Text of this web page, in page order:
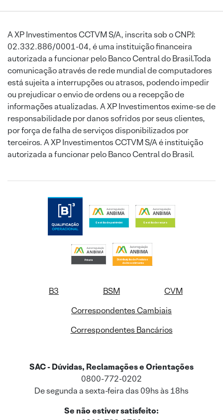
A XP Investimentos CCTVM S/A, inscrita sob o CNPJ:
02.332.886/0001-04, é uma instituição financeira
autorizada a funcionar pelo Banco Central do Brasil.Toda
comunicação através de rede mundial de computadores
está sujeita a interrupções ou atrasos, podendo impedir
ou prejudicar o envio de ordens ou a recepção de
informações atualizadas. A XP Investimentos exime-se de
responsabilidade por danos sofridos por seus clientes,
por força de falha de serviços disponibilizados por
terceiros. A XP Investimentos CCTVM S/A é instituição
autorizada a funcionar pelo Banco Central do Brasil.
B3 BSM
CVM
Correspondentes Cambiais
Correspondentes Bancários
SAC - Dúvidas, Reclamações e Orientações
0800-772-0202
De segunda a sexta-feira das 09hs às 18hs
Se não estiver satisfeito: